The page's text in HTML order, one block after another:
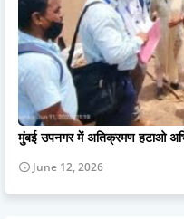
मुंबई उपनगर में अतिक्रमण हटाओ
June 12, 2026